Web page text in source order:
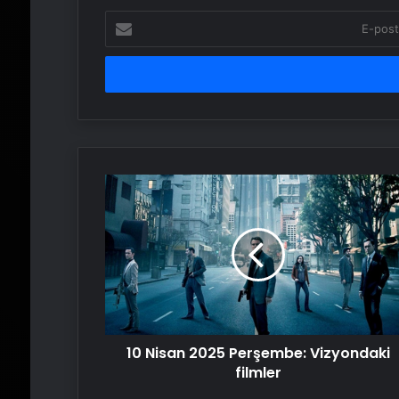
posta
adresinizi
10
Nisan
2025
Perşembe:
Vizyondaki
filmler
10 Nisan 2025 Perşembe: Vizyondaki
filmler